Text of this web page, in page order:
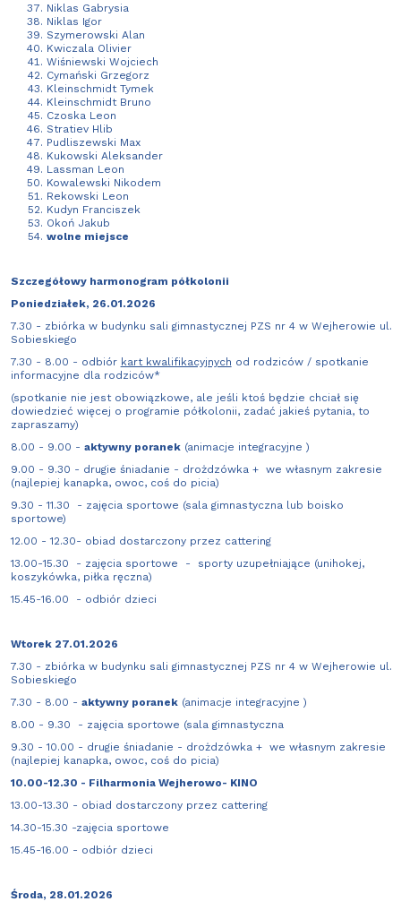
Niklas Gabrysia
Niklas Igor
Szymerowski Alan
Kwiczala Olivier
Wiśniewski Wojciech
Cymański Grzegorz
Kleinschmidt Tymek
Kleinschmidt Bruno
Czoska Leon
Stratiev Hlib
Pudliszewski Max
Kukowski Aleksander
Lassman Leon
Kowalewski Nikodem
Rekowski Leon
Kudyn Franciszek
Okoń Jakub
wolne miejsce
Szczegółowy harmonogram półkolonii
Poniedziałek, 26.01.2026
7.30 - zbiórka w budynku sali gimnastycznej PZS nr 4 w Wejherowie ul.
Sobieskiego
7.30 - 8.00 - odbiór kart kwalifikacyjnych od rodziców / spotkanie
informacyjne dla rodziców*
(spotkanie nie jest obowiązkowe, ale jeśli ktoś będzie chciał się
dowiedzieć więcej o programie półkolonii, zadać jakieś pytania, to
zapraszamy)
8.00 - 9.00 - aktywny poranek(animacje integracyjne )
9.00 - 9.30 - drugie śniadanie - drożdzówka + we własnym zakresie
(najlepiej kanapka, owoc, coś do picia)
9.30 - 11.30 - zajęcia sportowe (sala gimnastyczna lub boisko
sportowe)
12.00 - 12.30- obiad dostarczony przez cattering
13.00-15.30 - zajęcia sportowe - sporty uzupełniające (unihokej,
koszykówka, piłka ręczna)
15.45-16.00 - odbiór dzieci
Wtorek 27.01.2026
7.30 - zbiórka w budynku sali gimnastycznej PZS nr 4 w Wejherowie ul.
Sobieskiego
7.30 - 8.00 - aktywny poranek(animacje integracyjne )
8.00 - 9.30 - zajęcia sportowe (sala gimnastyczna
9.30 - 10.00 - drugie śniadanie - drożdzówka + we własnym zakresie
(najlepiej kanapka, owoc, coś do picia)
10.00-12.30 - Filharmonia Wejherowo- KINO
13.00-13.30 - obiad dostarczony przez cattering
14.30-15.30 -zajęcia sportowe
15.45-16.00 - odbiór dzieci
Środa, 28.01.2026